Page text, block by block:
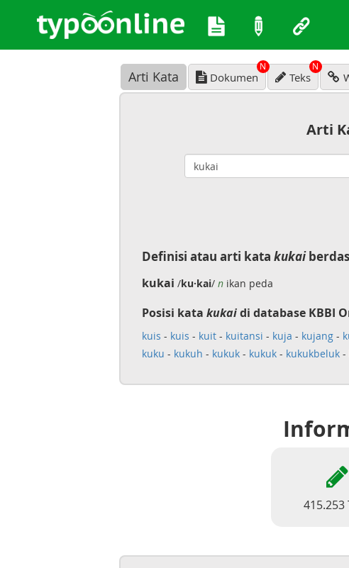
Arti Kata Dokumen
N
Teks
N
Arti
Definisi atau arti kata kukai
kukai /ku·kai/ nikan peda
Posisi kata kukaidi database KBBI
kuis - kuis - kuit- kuitansi - kuja - kujang-
kuku - kukuh - kukuk- kukuk- kukukbeluk-
415.253